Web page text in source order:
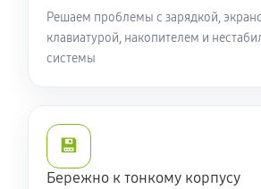
Решаем проблемы с зарядкой,
клавиатурой, накопителем и
системы
💾
Бережно к тонкому корпусу